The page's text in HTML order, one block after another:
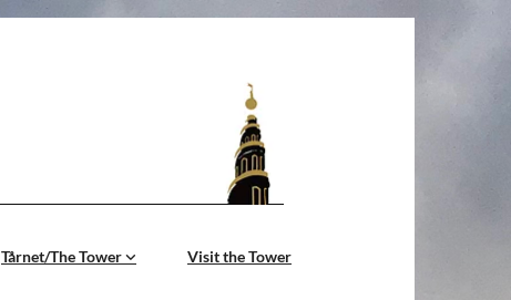
Tårnet/The Tower Visit the Tower